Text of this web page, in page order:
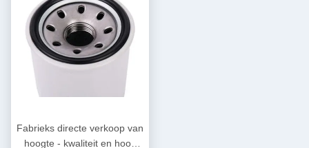
Fabrieks directe verkoop van
hoogte - kwaliteit en hoog